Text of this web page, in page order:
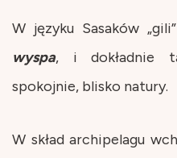
W języku Sasaków
wyspa, i dokładnie
spokojnie, blisko natury.
W skład archipelagu